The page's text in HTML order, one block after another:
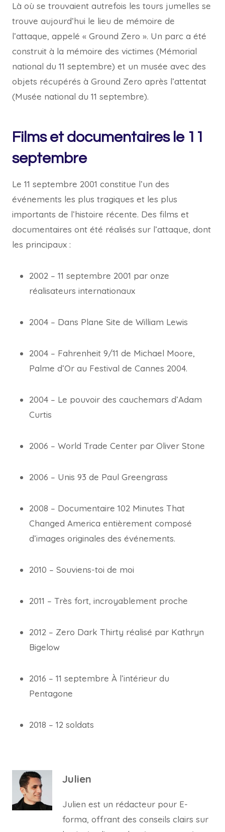
Là où se trouvaient autrefois les tours jumelles se
trouve aujourd’hui le lieu de mémoire de
l’attaque, appelé « Ground Zero ». Un parc a été
construit à la mémoire des victimes (Mémorial
national du 11 septembre) et un musée avec des
objets récupérés à Ground Zero après l’attentat
(Musée national du 11 septembre).
Films et documentaires le 11
septembre
Le 11 septembre 2001 constitue l’un des
événements les plus tragiques et les plus
importants de l’histoire récente. Des films et
documentaires ont été réalisés sur l’attaque, dont
les principaux :
2002 – 11 septembre 2001 par onze
réalisateurs internationaux
2004 – Dans Plane Site de William Lewis
2004 – Fahrenheit 9/11 de Michael Moore,
Palme d’Or au Festival de Cannes 2004.
2004 – Le pouvoir des cauchemars d’Adam
Curtis
2006 – World Trade Center par Oliver Stone
2006 – Unis 93 de Paul Greengrass
2008 – Documentaire 102 Minutes That
Changed America entièrement composé
d’images originales des événements.
2010 – Souviens-toi de moi
2011 – Très fort, incroyablement proche
2012 – Zero Dark Thirty réalisé par Kathryn
Bigelow
2016 – 11 septembre À l’intérieur du
Pentagone
2018 – 12 soldats
Julien
Julien est un rédacteur pour E-
forma, offrant des conseils clairs sur